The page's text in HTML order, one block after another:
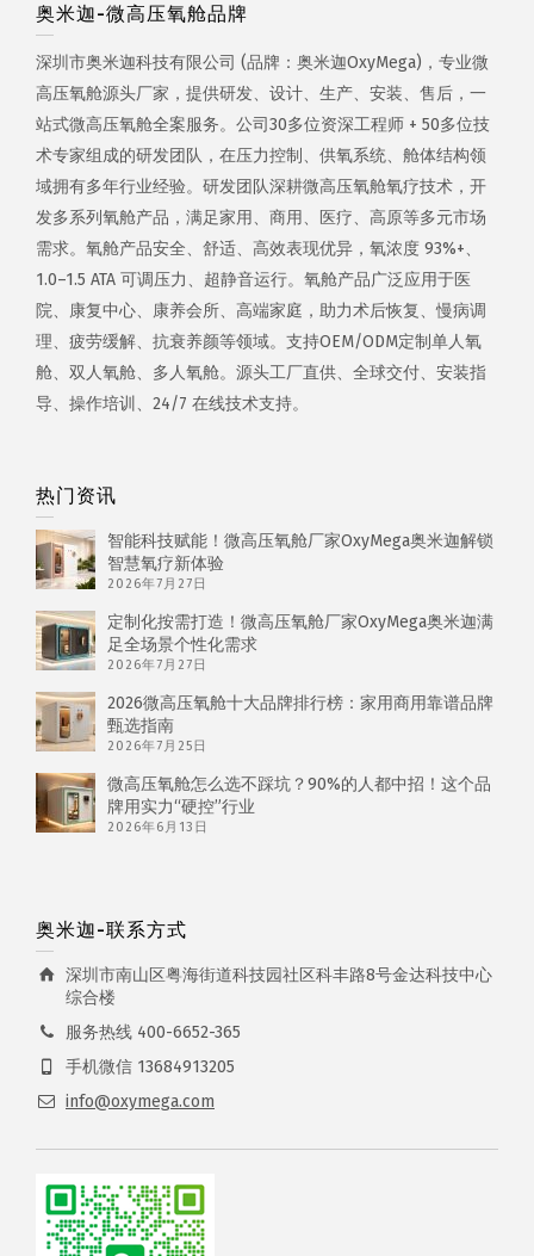
奥米迦-微高压氧舱品牌
深圳市奥米迦科技有限公司 (品牌：奥米迦OxyMega)，专业微
高压氧舱源头厂家，提供研发、设计、生产、安装、售后，一
站式微高压氧舱全案服务。公司30多位资深工程师 + 50多位技
术专家组成的研发团队，在压力控制、供氧系统、舱体结构领
域拥有多年行业经验。研发团队深耕微高压氧舱氧疗技术，开
发多系列氧舱产品，满足家用、商用、医疗、高原等多元市场
需求。氧舱产品安全、舒适、高效表现优异，氧浓度 93%+、
1.0–1.5 ATA 可调压力、超静音运行。氧舱产品广泛应用于医
院、康复中心、康养会所、高端家庭，助力术后恢复、慢病调
理、疲劳缓解、抗衰养颜等领域。支持OEM/ODM定制单人氧
舱、双人氧舱、多人氧舱。源头工厂直供、全球交付、安装指
导、操作培训、24/7 在线技术支持。
热门资讯
智能科技赋能！微高压氧舱厂家OxyMega奥米迦解锁
智慧氧疗新体验
2026年7月27日
定制化按需打造！微高压氧舱厂家OxyMega奥米迦满
足全场景个性化需求
2026年7月27日
2026微高压氧舱十大品牌排行榜：家用商用靠谱品牌
甄选指南
2026年7月25日
微高压氧舱怎么选不踩坑？90%的人都中招！这个品
牌用实力“硬控”行业
2026年6月13日
奥米迦-联系方式
深圳市南山区粤海街道科技园社区科丰路8号金达科技中心
综合楼
服务热线 400-6652-365
手机微信 13684913205
info@oxymega.com